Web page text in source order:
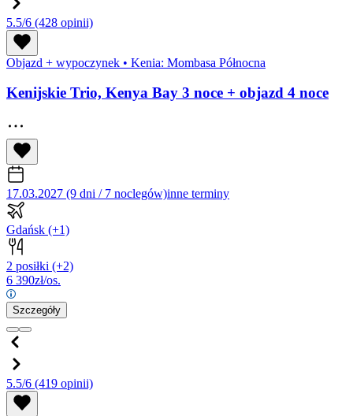
5.5/6 (428 opinii)
Objazd + wypoczynek • Kenia: Mombasa Północna
Kenijskie Trio, Kenya Bay 3 noce + objazd 4 noce
17.03.2027 (9 dni / 7 noclegów)inne terminy
Gdańsk (+1)
2 posiłki (+2)
6 390zł/os.
Szczegóły
5.5/6 (419 opinii)